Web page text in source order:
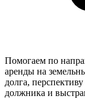
Помогаем по
аренды на
долга,
должника и